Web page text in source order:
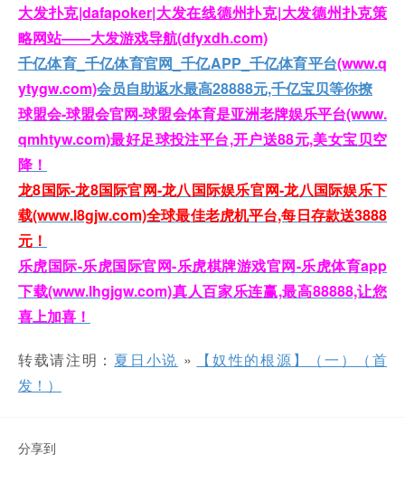
大发扑克|dafapoker|大发在线德州扑克|大发德州扑克策
略网站——大发游戏导航(dfyxdh.com)
千亿体育_千亿体育官网_千亿APP_千亿体育平台(www.q
ytygw.com)会员自助返水最高28888元,千亿宝贝等你撩
球盟会-球盟会官网-球盟会体育是亚洲老牌娱乐平台(www.
qmhtyw.com)最好足球投注平台,开户送88元,美女宝贝空
降！
龙8国际-龙8国际官网-龙八国际娱乐官网-龙八国际娱乐下
载(www.l8gjw.com)全球最佳老虎机平台,每日存款送3888
元！
乐虎国际-乐虎国际官网-乐虎棋牌游戏官网-乐虎体育app
下载(www.lhgjgw.com)真人百家乐连赢,最高88888,让您
喜上加喜！
转载请注明： 夏日小说 »
【奴性的根源】（一）（首
发！）
分享到